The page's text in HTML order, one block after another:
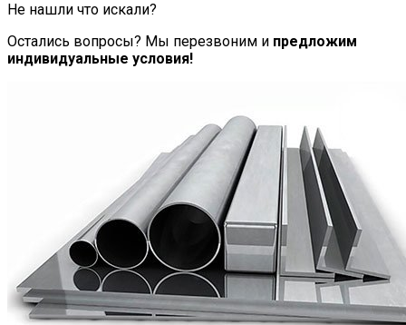
Не нашли что искали?
Остались вопросы? Мы перезвоним и предложим
индивидуальные условия!